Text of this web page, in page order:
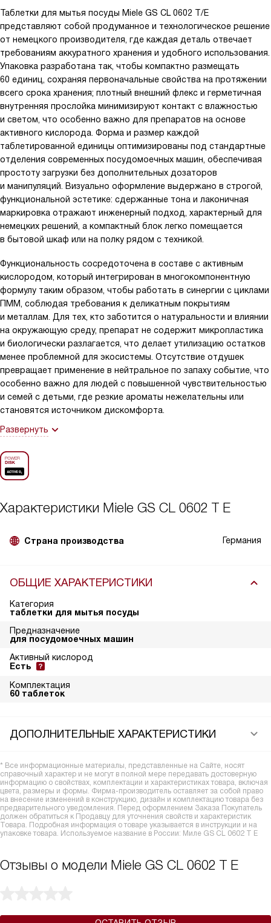
Таблетки для мытья посуды Miele GS CL 0602 T/E
представляют собой продуманное и технологическое решение
от немецкого производителя, где каждая деталь отвечает
требованиям аккуратного хранения и удобного использования.
Упаковка разработана так, чтобы компактно размещать
60 единиц, сохраняя первоначальные свойства на протяжении
всего срока хранения; плотный внешний флекс и герметичная
внутренняя прослойка минимизируют контакт с влажностью
и светом, что особенно важно для препаратов на основе
активного кислорода. Форма и размер каждой
таблетированной единицы оптимизированы под стандартные
отделения современных посудомоечных машин, обеспечивая
простоту загрузки без дополнительных дозаторов
и манипуляций. Визуально оформление выдержано в строгой,
функциональной эстетике: сдержанные тона и лаконичная
маркировка отражают инженерный подход, характерный для
немецких решений, а компактный блок легко помещается
в бытовой шкаф или на полку рядом с техникой.
Функциональность сосредоточена в составе с активным
кислородом, который интегрирован в многокомпонентную
формулу таким образом, чтобы работать в синергии с циклами
ПММ, соблюдая требования к деликатным покрытиям
и металлам. Для тех, кто заботится о натуральности и влиянии
на окружающую среду, препарат не содержит микропластика
и биологически разлагается, что делает утилизацию остатков
менее проблемной для экосистемы. Отсутствие отдушек
превращает применение в нейтральное по запаху событие, что
особенно важно для людей с повышенной чувствительностью
и семей с детьми, где резкие ароматы нежелательны или
становятся источником дискомфорта.
Развернуть
Характеристики Miele GS CL 0602 T E
Страна производства Германия
ОБЩИЕ ХАРАКТЕРИСТИКИ
Категория
таблетки для мытья посуды
Предназначение
для посудомоечных машин
Активный кислород
Есть
Комплектация
60 таблеток
ДОПОЛНИТЕЛЬНЫЕ ХАРАКТЕРИСТИКИ
* Все информационные материалы, представленные на Сайте, носят
справочный характер и не могут в полной мере передавать достоверную
информацию о свойствах, комплектации и характеристиках товара, включая
цвета, размеры и формы. Фирма-производитель оставляет за собой право
на внесение изменений в конструкцию, дизайн и комплектацию товара без
предварительного уведомления. Перед оформлением Заказа Покупатель
должен обратиться к Продавцу для уточнения свойств и характеристик
Товара. Подробная информация о товаре указывается в инструкции и на
упаковке товара. Используемое название в России: Миле GS CL 0602 T E
Отзывы о модели Miele GS CL 0602 T E